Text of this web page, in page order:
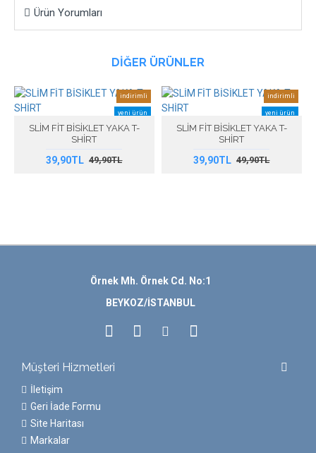
Ürün Yorumları
DIĞER ÜRÜNLER
indirimli
yeni ürün
SLİM FİT BİSİKLET YAKA T-
SHİRT
39,90TL 49,90TL
indirimli
yeni ürün
SLİM FİT BİSİKLET YAKA T-
SHİRT
39,90TL 49,90TL
Örnek Mh. Örnek Cd. No:1
BEYKOZ/İSTANBUL
Müşteri Hizmetleri
İletişim
Geri İade Formu
Site Haritası
Markalar